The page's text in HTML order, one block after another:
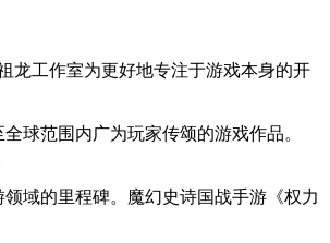
龙工作室为更好地专注于游戏本身的开
球范围内广为玩家传颂的游戏作品。
域的里程碑。魔幻史诗国战手游《权力